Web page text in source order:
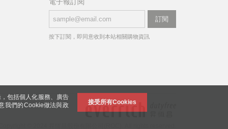
包括個人化服務、廣告
我們的Cookie做法與政
接受所有Cookies
訂閱
按下訂閱，即同意收到本站相關購物資訊